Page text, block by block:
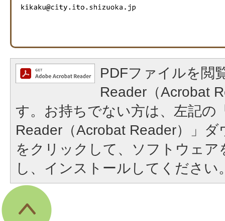
PDFファイルを閲
Reader（Acrobat
す。お持ちでない方は、左記の
Reader（Acrobat Reader）」
をクリックして、ソフトウェア
し、インストールしてください